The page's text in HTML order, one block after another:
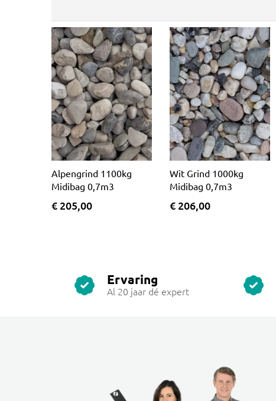
Alpengrind 1100kg
Midibag 0,7m3
€ 205,00
Wit Grind 1000kg
Midibag 0,7m3
€ 206,00
Ervaring
Al 20 jaar dé expert